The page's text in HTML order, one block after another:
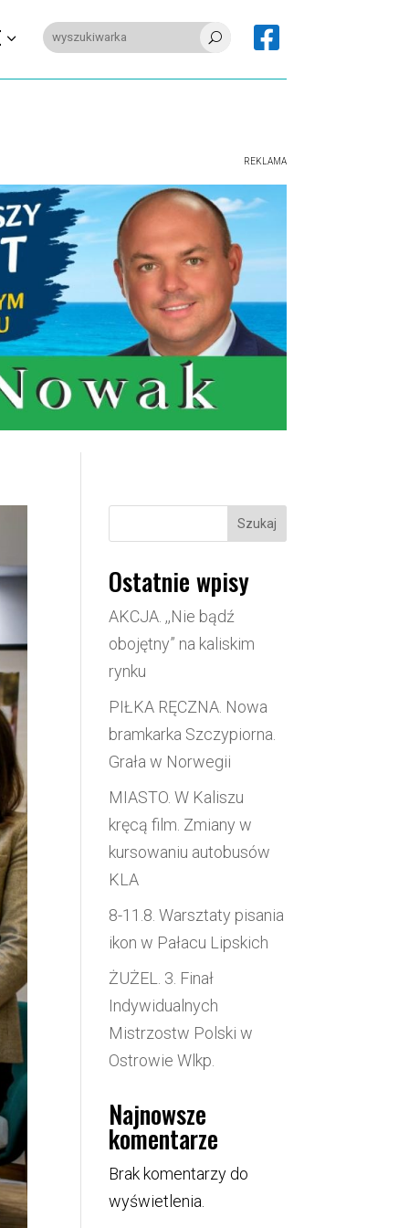
U 
REKLAMA
Szukaj
Ostatnie wpisy
AKCJA. ,,Nie bądź
obojętny” na kaliskim
rynku
PIŁKA RĘCZNA. Nowa
bramkarka Szczypiorna.
Grała w Norwegii
MIASTO. W Kaliszu
kręcą film. Zmiany w
kursowaniu autobusów
KLA
8-11.8. Warsztaty pisania
ikon w Pałacu Lipskich
ŻUŻEL. 3. Finał
Indywidualnych
Mistrzostw Polski w
Ostrowie Wlkp.
Najnowsze
komentarze
Brak komentarzy do
wyświetlenia.